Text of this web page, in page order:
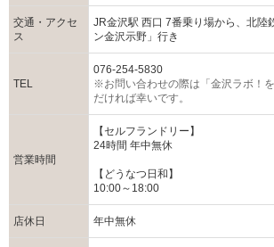
交通・アクセ
ス
JR金沢駅 西口 7番乗り場から、北陸
ン金沢示野」行き
TEL
076-254-5830
※お問い合わせの際は「金沢ラボ！
だければ幸いです。
営業時間
【セルフランドリー】
24時間 年中無休
【どうなつ日和】
10:00～18:00
店休日 年中無休